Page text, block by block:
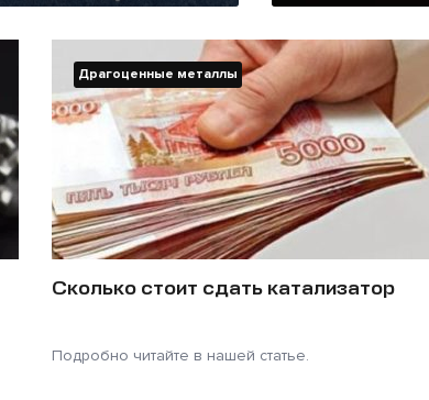
Драгоценные металлы
Сколько стоит сдать катализатор
Подробно читайте в нашей статье.